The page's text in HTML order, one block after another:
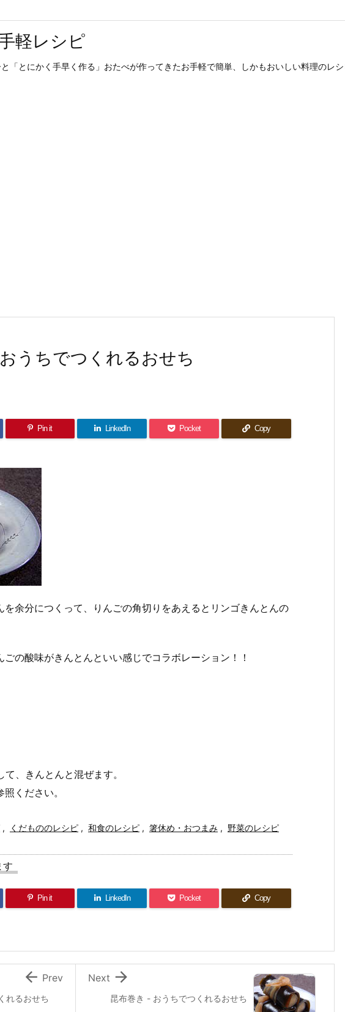
軽レシピ
「とにかく手早く作る」おたべが作ってきたお手軽で簡単、しかもおいしい料理のレシ
うちでつくれるおせち
Pin it LinkedIn Pocket Copy
を余分につくって、りんごの角切りをあえるとリンゴきんとんの
の酸味がきんとんといい感じでコラボレーション！！
、きんとんと混ぜます。
照ください。
, くだもののレシピ , 和食のレシピ , 箸休め・おつまみ , 野菜のレシピ
す
Pin it LinkedIn Pocket Copy
昆布巻き - おうちでつくれるおせち

Next
れるおせち
 Prev
(壱の重) – おうちでつくれるおせち